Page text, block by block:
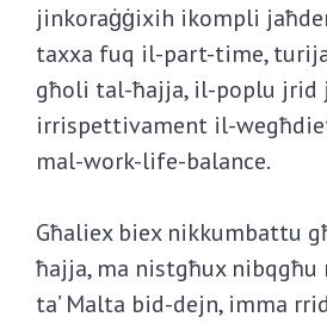
jinkoraġġixih ikompli
taxxa fuq il-part-time,
għoli tal-ħajja, il-poplu jrid
irrispettivament il-
mal-work-life-balance.
Għaliex biex nikkumbattu
ħajja, ma nistgħux
ta’ Malta bid-dejn, imma